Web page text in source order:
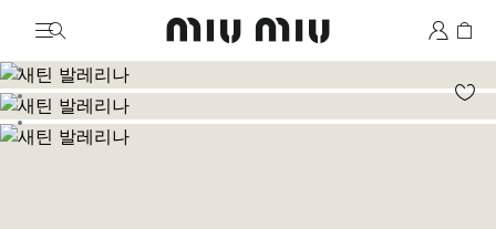
MiuMiu logo
이미지로 이동 2
이미지로 이동 3
이미지로 이동 4